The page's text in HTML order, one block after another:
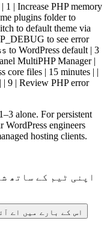
1 | Increase PHP memory
plugins folder to
to default theme via
to see error
to WordPress default | 3
MultiPHP Manager |
core files | 15 minutes | |
| 9 | Review PHP error
alone. For persistent
engineers
hosting clients.
اپنی ٹیم کے ساتھ
اس کے بارے میں اے